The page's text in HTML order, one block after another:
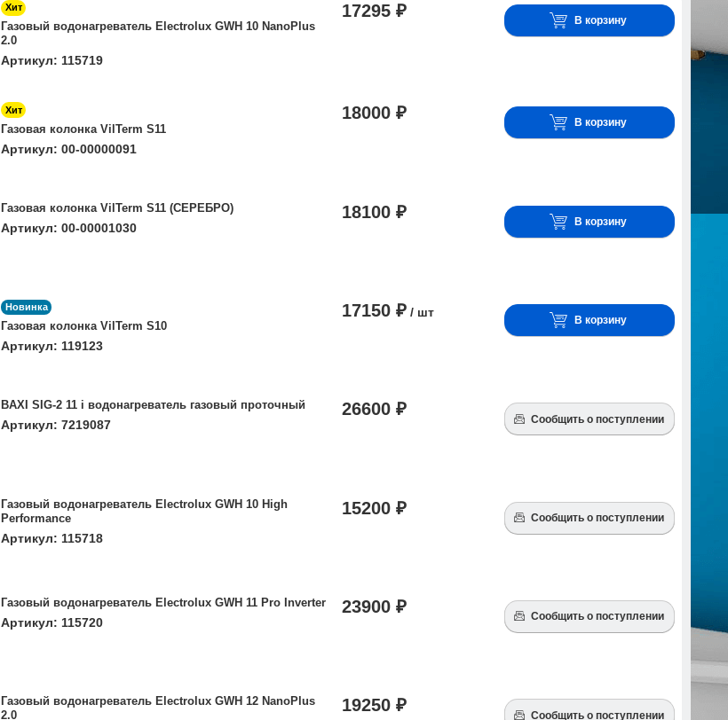
Хит
Газовый водонагреватель Electrolux GWH 10 NanoPlus
2.0
Артикул: 115719
17295 ₽ В корзину
Хит
Газовая колонка VilTerm S11
Артикул: 00-00000091
18000 ₽ В корзину
Газовая колонка VilTerm S11 (СЕРЕБРО)
Артикул: 00-00001030
18100 ₽ В корзину
Новинка
Газовая колонка VilTerm S10
Артикул: 119123
17150 ₽/ шт
В корзину
BAXI SIG-2 11 i водонагреватель газовый проточный
Артикул: 7219087
26600 ₽
Сообщить о поступлении
Газовый водонагреватель Electrolux GWH 10 High
Performance
Артикул: 115718
15200 ₽
Сообщить о поступлении
Газовый водонагреватель Electrolux GWH 11 Pro Inverter
Артикул: 115720
23900 ₽
Сообщить о поступлении
Газовый водонагреватель Electrolux GWH 12 NanoPlus
2.0
19250 ₽
Сообщить о поступлении